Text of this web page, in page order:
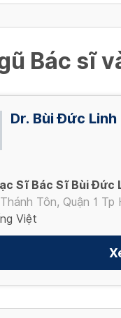
Bác sĩ
Dr. Bùi Đức Linh
Sĩ Bác Sĩ Bùi Đức
Tôn, Quận 1 Tp
Việt